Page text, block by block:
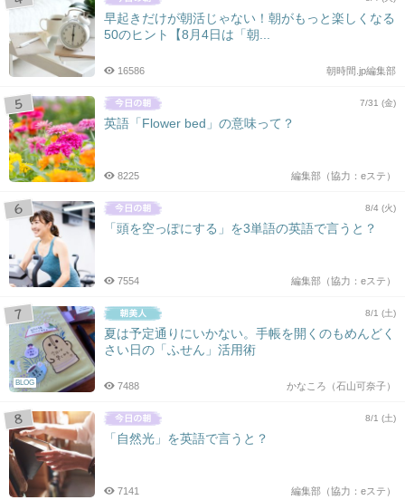
早起きだけが朝活じゃない！朝がもっと楽しくなる
50のヒント【8月4日は「朝...
朝時間.jp編集部
16586
7/31 (金)
英語「Flower bed」の意味って？
編集部（協力：eステ）
8225
8/4 (火)
「頭を空っぽにする」を3単語の英語で言うと？
編集部（協力：eステ）
7554
BLOG
8/1 (土)
夏は予定通りにいかない。手帳を開くのもめんどく
さい日の「ふせん」活用術
かなころ（石山可奈子）
7488
8/1 (土)
「自然光」を英語で言うと？
編集部（協力：eステ）
7141